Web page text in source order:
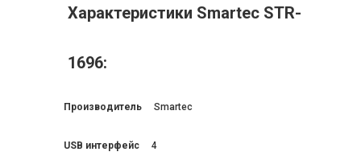
Характеристики Smartec STR-
1696:
Производитель Smartec
USB интерфейс 4